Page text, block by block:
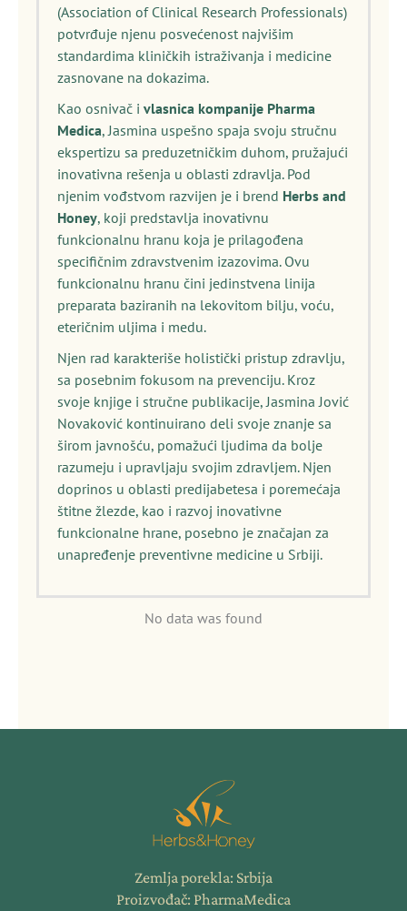
(Association of Clinical Research Professionals)
potvrđuje njenu posvećenost najvišim
standardima kliničkih istraživanja i medicine
zasnovane na dokazima.
Kao osnivač i vlasnica kompanije Pharma
Medica, Jasmina uspešno spaja svoju stručnu
ekspertizu sa preduzetničkim duhom, pružajući
inovativna rešenja u oblasti zdravlja. Pod
njenim vođstvom razvijen je i brend Herbs and
Honey, koji predstavlja inovativnu
funkcionalnu hranu koja je prilagođena
specifičnim zdravstvenim izazovima. Ovu
funkcionalnu hranu čini jedinstvena linija
preparata baziranih na lekovitom bilju, voću,
eteričnim uljima i medu.
Njen rad karakteriše holistički pristup zdravlju,
sa posebnim fokusom na prevenciju. Kroz
svoje knjige i stručne publikacije, Jasmina Jović
Novaković kontinuirano deli svoje znanje sa
širom javnošću, pomažući ljudima da bolje
razumeju i upravljaju svojim zdravljem. Njen
doprinos u oblasti predijabetesa i poremećaja
štitne žlezde, kao i razvoj inovativne
funkcionalne hrane, posebno je značajan za
unapređenje preventivne medicine u Srbiji.
No data was found
Zemlja porekla: Srbija
Proizvođač: PharmaMedica